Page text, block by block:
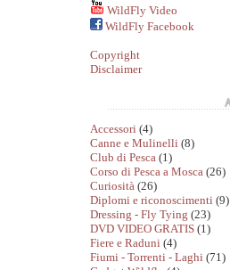
WildFly Video
WildFly Facebook
Copyright
Disclaimer
Accessori (4)
Canne e Mulinelli (8)
Club di Pesca (1)
Corso di Pesca a Mosca (26)
Curiosità (26)
Diplomi e riconoscimenti (9)
Dressing - Fly Tying (23)
DVD VIDEO GRATIS (1)
Fiere e Raduni (4)
Fiumi - Torrenti - Laghi (71)